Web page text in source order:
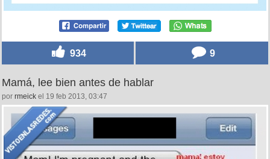
934 9
Mamá, lee bien antes de hablar
por rmeick el 19 feb 2013, 03:47